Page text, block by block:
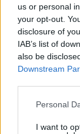
us or personal
your opt-out.
disclosure of
IAB’s list of
also be
Downstream
Please note
not limited to
Personal
I want to
Μυστήριο
που δεν
μπορεί ν'
έκρηξης
με μηχανή της